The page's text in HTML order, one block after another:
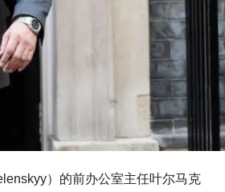
）的前办公室主任叶尔马克